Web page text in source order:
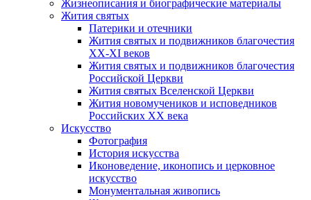
Жизнеописания и биографические материалы
Жития святых
Патерики и отечники
Жития святых и подвижников благочестия
ХХ-XI веков
Жития святых и подвижников благочестия
Российской Церкви
Жития святых Вселенской Церкви
Жития новомучеников и исповедников
Российских ХХ века
Искусство
Фотография
История искусства
Иконоведение, иконопись и церковное
искусство
Монументальная живопись